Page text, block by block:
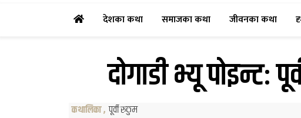
देशका कथा(current)समाजका कथा(current)जीवनका कथा
दोगाडी भ्यू
कथालिका, पूर्वी रुकुम